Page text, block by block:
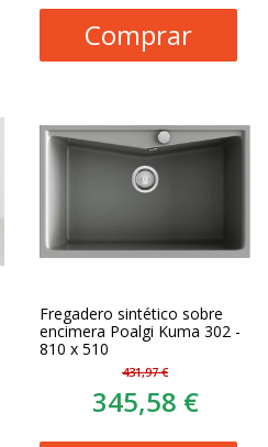
Comprar
Fregadero sintético sobre
encimera Poalgi Kuma 302 -
810 x 510
431,97 €
345,58 €